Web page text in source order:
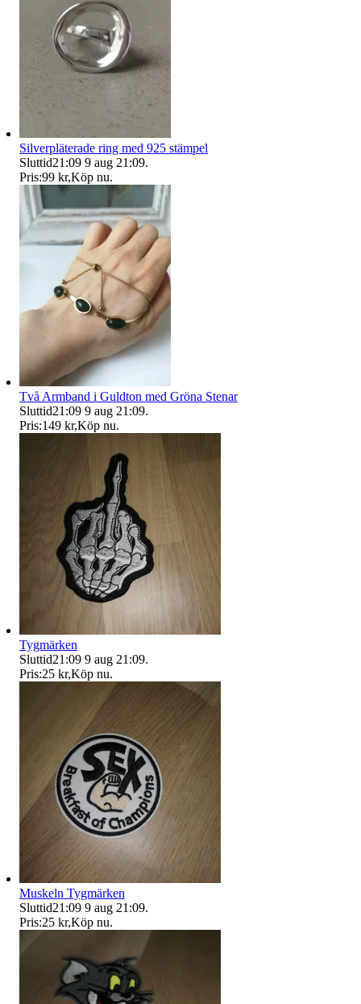
Silverpläterade ring med 925 stämpel
Sluttid21:09 9 aug 21:09.
Pris:99 kr,Köp nu.
Två Armband i Guldton med Gröna Stenar
Sluttid21:09 9 aug 21:09.
Pris:149 kr,Köp nu.
Tygmärken
Sluttid21:09 9 aug 21:09.
Pris:25 kr,Köp nu.
Muskeln Tygmärken
Sluttid21:09 9 aug 21:09.
Pris:25 kr,Köp nu.